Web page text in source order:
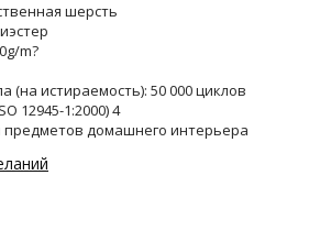
шерсть
m?
(на истираемость): 50 000 циклов
12945-1:2000) 4
домашнего интерьера